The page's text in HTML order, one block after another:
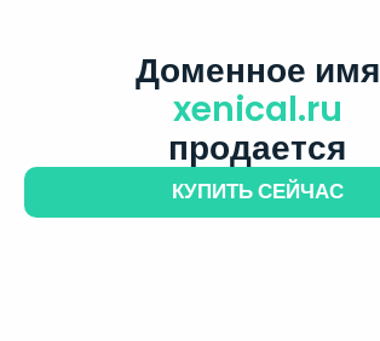
Доменное имя
xenical.ru
продается
КУПИТЬ СЕЙЧАС